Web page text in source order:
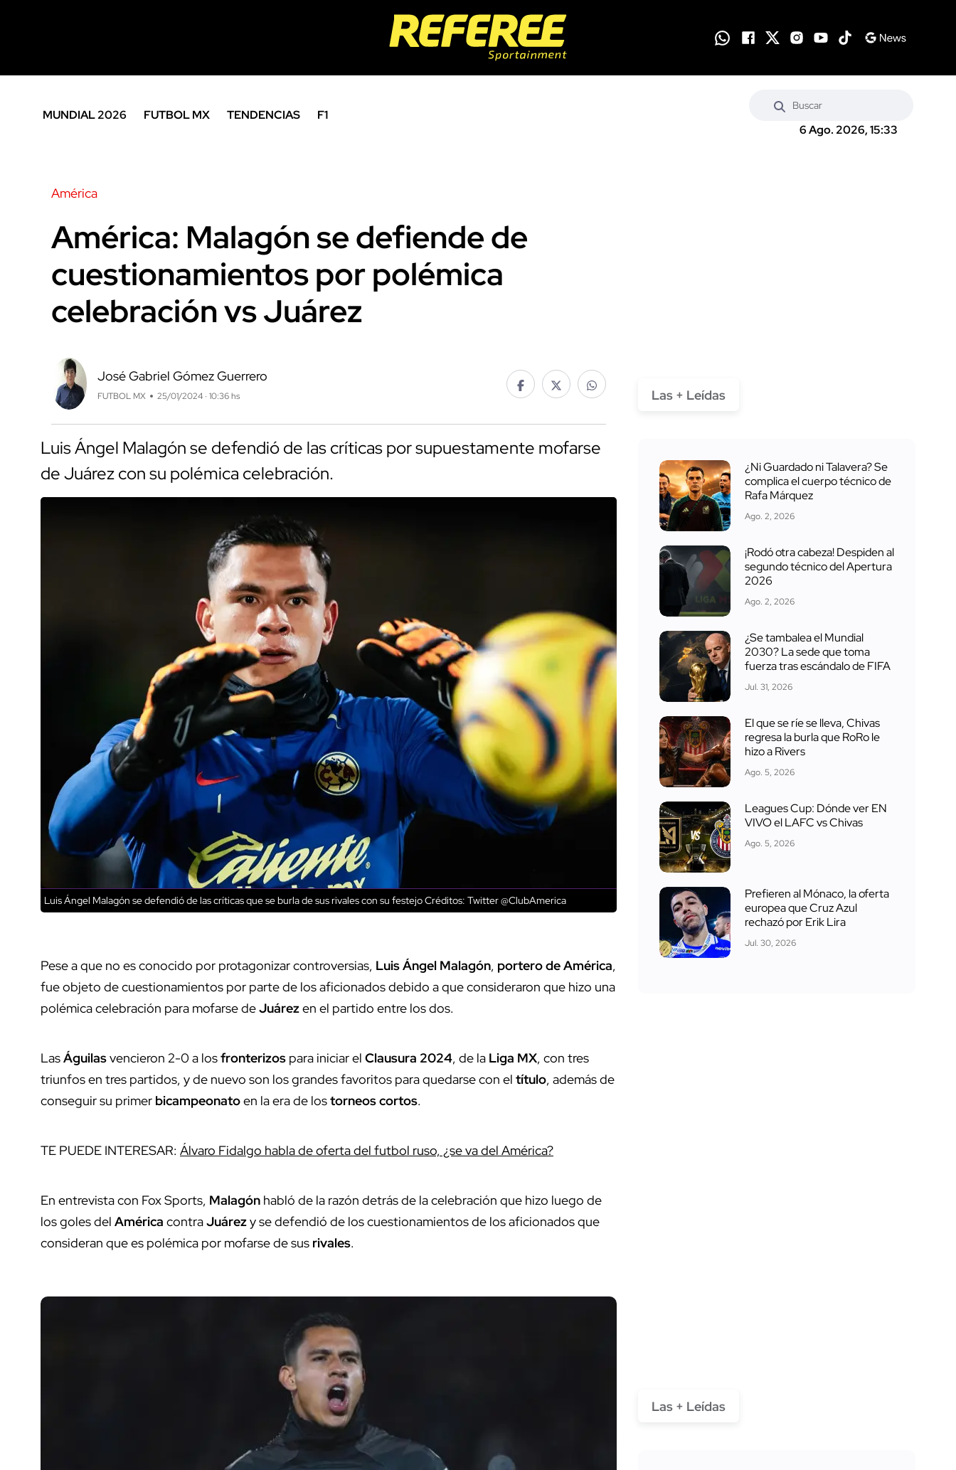
MUNDIAL 2026 FUTBOL MX TENDENCIAS
F1
6 Ago. 2026, 15:33
América
América: Malagón se defiende de
cuestionamientos por polémica
celebración vs Juárez
José Gabriel Gómez Guerrero
FUTBOL MX 25/01/2024 · 10:36 hs
Luis Ángel Malagón se defendió de las críticas por supuestamente mofarse
de Juárez con su polémica celebración.
Luis Ángel Malagón se defendió de las críticas que se burla de sus rivales con su festejoCréditos: Twitter @ClubAmerica
Pese a que no es conocido por protagonizar controversias, Luis Ángel Malagón, portero de América,
fue objeto de cuestionamientos por parte de los aficionados debido a que consideraron que hizo una
polémica celebración para mofarse deJuárezen el partido entre los dos.
LasÁguilasvencieron 2-0 a losfronterizos para iniciar el Clausura 2024, de la Liga MX, con tres
triunfos en tres partidos, y de nuevo son los grandes favoritos para quedarse con el título, además de
conseguir su primer bicampeonatoen la era de lostorneos cortos.
TE PUEDE INTERESAR: Álvaro Fidalgo habla de oferta del futbol ruso, ¿se va del América?
En entrevista con Fox Sports, Malagón habló de la razón detrás de la celebración que hizo luego de
los goles del América contraJuárezy se defendió de los cuestionamientos de los aficionados que
consideran que es polémica por mofarse de sus rivales.
Las + Leídas
¿Ni Guardado ni Talavera? Se
complica el cuerpo técnico de
Rafa Márquez
Ago. 2, 2026
¡Rodó otra cabeza! Despiden al
segundo técnico del Apertura
2026
Ago. 2, 2026
¿Se tambalea el Mundial
2030? La sede que toma
fuerza tras escándalo de FIFA
Jul. 31, 2026
El que se ríe se lleva, Chivas
regresa la burla que RoRo le
hizo a Rivers
Ago. 5, 2026
Leagues Cup: Dónde ver EN
VIVO el LAFC vs Chivas
Ago. 5, 2026
Prefieren al Mónaco, la oferta
europea que Cruz Azul
rechazó por Erik Lira
Jul. 30, 2026
Las + Leídas